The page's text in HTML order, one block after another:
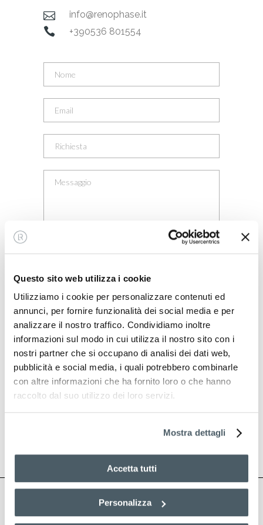
Questo sito web utilizza i cookie
Utilizziamo i cookie per personalizzare contenuti ed
annunci, per fornire funzionalità dei social media e per
analizzare il nostro traffico. Condividiamo inoltre
informazioni sul modo in cui utilizza il nostro sito con i
nostri partner che si occupano di analisi dei dati web,
pubblicità e social media, i quali potrebbero combinarle
con altre informazioni che ha fornito loro o che hanno
raccolto dal suo utilizzo dei loro servizi.
Mostra dettagli
Accetta tutti
Personalizza
info@renophase.it
+390536 801554
personali per rispondere alle mie richieste
Fornisco il consenso con la finalità di
ricezione di comunicazioni promozionali
e commerciali come indicato nel punto C)
nell’informativa e dichiaro di avere
compiuto almeno 16 anni.